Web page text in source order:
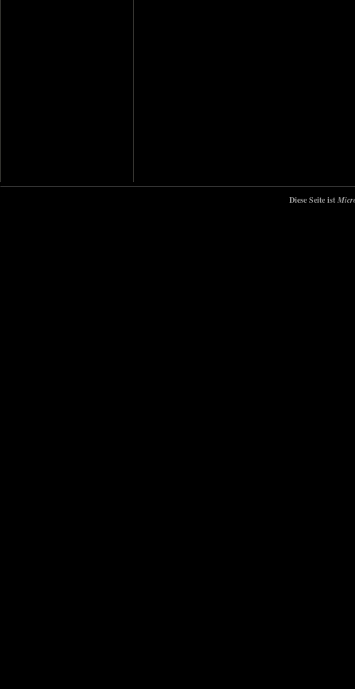
Diese Seite ist